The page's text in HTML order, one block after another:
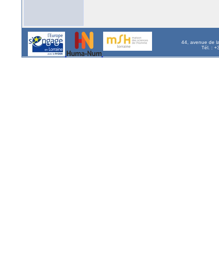
44, avenue de
Tél. :